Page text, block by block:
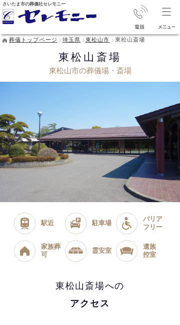
さいたま市の葬儀社セレモニー
葬儀トップページ 埼玉県 東松山市 東松山斎場
東松山斎場
東松山市の葬儀場・斎場
駅近 駐車場
バリア
フリー
家族葬
可
霊安室
遺族
控室
東松山斎場への
アクセス